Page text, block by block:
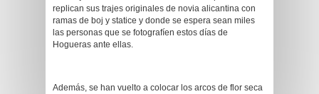
replican sus trajes originales de novia alicantina con
ramas de boj y statice y donde se espera sean miles
las personas que se fotografíen estos días de
Hogueras ante ellas.
Además, se han vuelto a colocar los arcos de flor seca